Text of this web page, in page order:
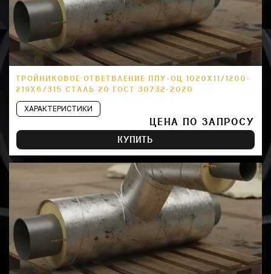
ТРОЙНИКОВОЕ ОТВЕТВЛЕНИЕ ППУ-ОЦ 1020Х11/1200-
219Х6/315 СТАЛЬ 20 ГОСТ 30732-2020
ХАРАКТЕРИСТИКИ
ЦЕНА ПО ЗАПРОСУ
КУПИТЬ